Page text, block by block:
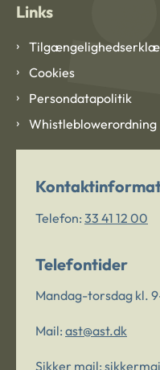
Links
Cookies
Persondatapolitik
Whistleblowerordning
Telefon: 33 41 12 00
Telefontider
Mandag-torsdag kl.
Mail: ast@ast.dk
Sikker mail: